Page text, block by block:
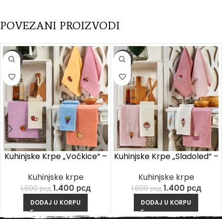
POVEZANI PROIZVODI
-13%
Kuhinjske Krpe „Voćkice“ –
Kuhinjske krpe
1.600рсд 1.400 рсд
DODAJ U KORPU
-13%
Kuhinjske Krpe „Sladoled“ –
Kuhinjske krpe
1.600рсд 1.400 рсд
DODAJ U KORPU